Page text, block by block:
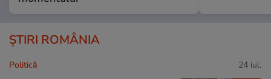
ȘTIRI ROMÂNIA
Politică 24 iul.